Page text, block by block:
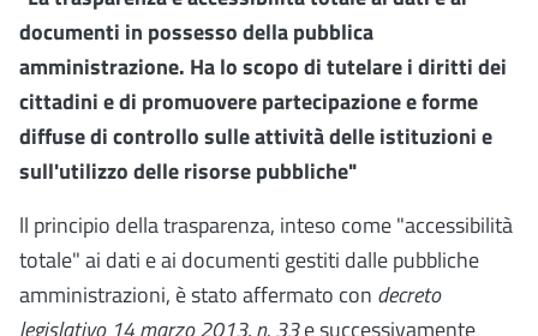
documenti in possesso della pubblica
amministrazione. Ha lo scopo di tutelare i diritti dei
cittadini e di promuovere partecipazione e forme
diffuse di controllo sulle attività delle istituzioni e
sull'utilizzo delle risorse pubbliche"
ll principio della trasparenza, inteso come "accessibilità
totale" ai dati e ai documenti gestiti dalle pubbliche
amministrazioni, è stato affermato con decreto